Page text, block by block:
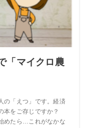
「マイクロ農
の「えつ」です。経済
本をご存じですか？
めたら…これがなかな